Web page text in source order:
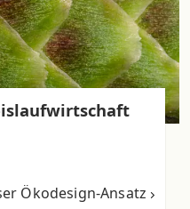
Ökodesign-Ansatz